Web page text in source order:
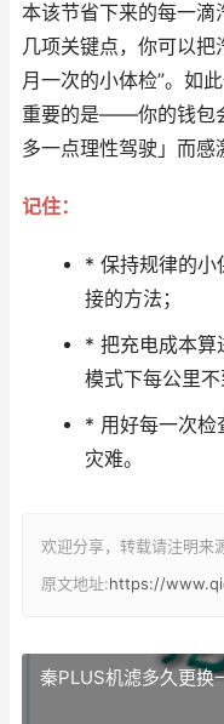
本该节省下来的每一滴
几项关键点，你可以把
月一次的小体检”。如
重要的是——你的钱包
多一点理性驾驶」而感
记住：
* 保持规律的小
接的方法；
* 把充电成本算
模式下每公里不
* 用好每一次检
灾难。
欢迎分享，转载请注明来
原文地址:https://
秦PLUS机滤多久更换